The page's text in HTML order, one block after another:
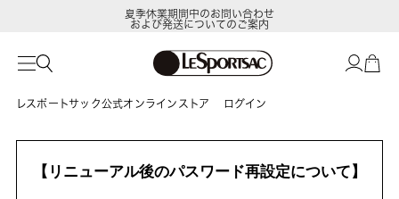
夏季休業期間中のお問い合わせ
および発送についてのご案内
レスポートサック公式オンラインストア ログイン
【リニューアル後のパスワード再設定について】